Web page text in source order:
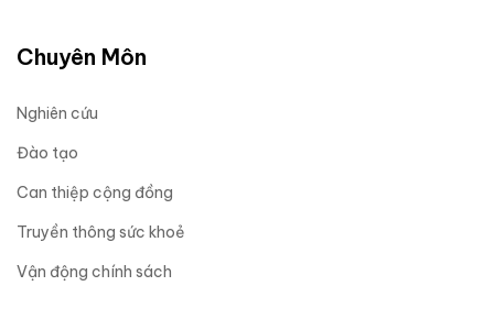
Chuyên Môn
Nghiên cứu
Đào tạo
Can thiệp cộng đồng
Truyền thông sức khoẻ
Vận động chính sách